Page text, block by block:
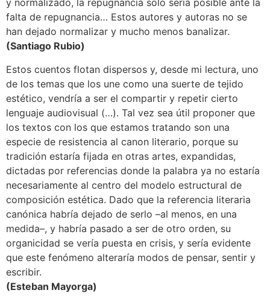
y normalizado, la repugnancia solo sería posible ante la
falta de repugnancia… Estos autores y autoras no se
han dejado normalizar y mucho menos banalizar.
(Santiago Rubio)
Estos cuentos flotan dispersos y, desde mi lectura, uno
de los temas que los une como una suerte de tejido
estético, vendría a ser el compartir y repetir cierto
lenguaje audiovisual (…). Tal vez sea útil proponer que
los textos con los que estamos tratando son una
especie de resistencia al canon literario, porque su
tradición estaría fijada en otras artes, expandidas,
dictadas por referencias donde la palabra ya no estaría
necesariamente al centro del modelo estructural de
composición estética. Dado que la referencia literaria
canónica habría dejado de serlo –al menos, en una
medida–, y habría pasado a ser de otro orden, su
organicidad se vería puesta en crisis, y sería evidente
que este fenómeno alteraría modos de pensar, sentir y
escribir.
(Esteban Mayorga)